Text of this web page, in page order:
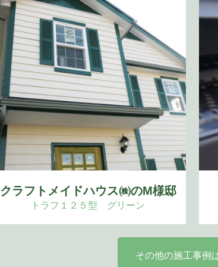
クラフトメイドハウス㈱のM様邸
トラフ１２５型 グリーン
その他の施工事例